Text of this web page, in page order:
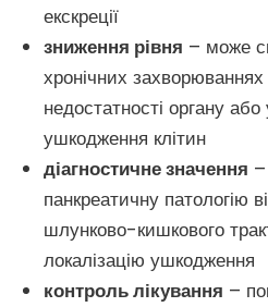
екскреції
зниження рівня – може
хронічних захворюваннях
недостатності органу
ушкодження клітин
діагностичне значення
панкреатичну патологію
шлунково-кишкового
локалізацію ушкодження
контроль лікування –